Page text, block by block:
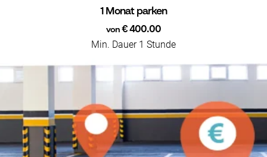
1 Monat parken
von€ 400.00
Min. Dauer 1 Stunde